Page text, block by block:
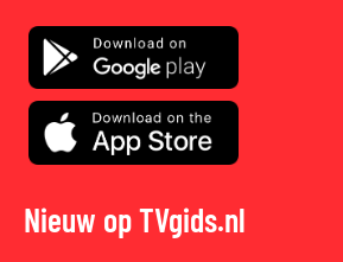
Nieuw op TVgids.nl